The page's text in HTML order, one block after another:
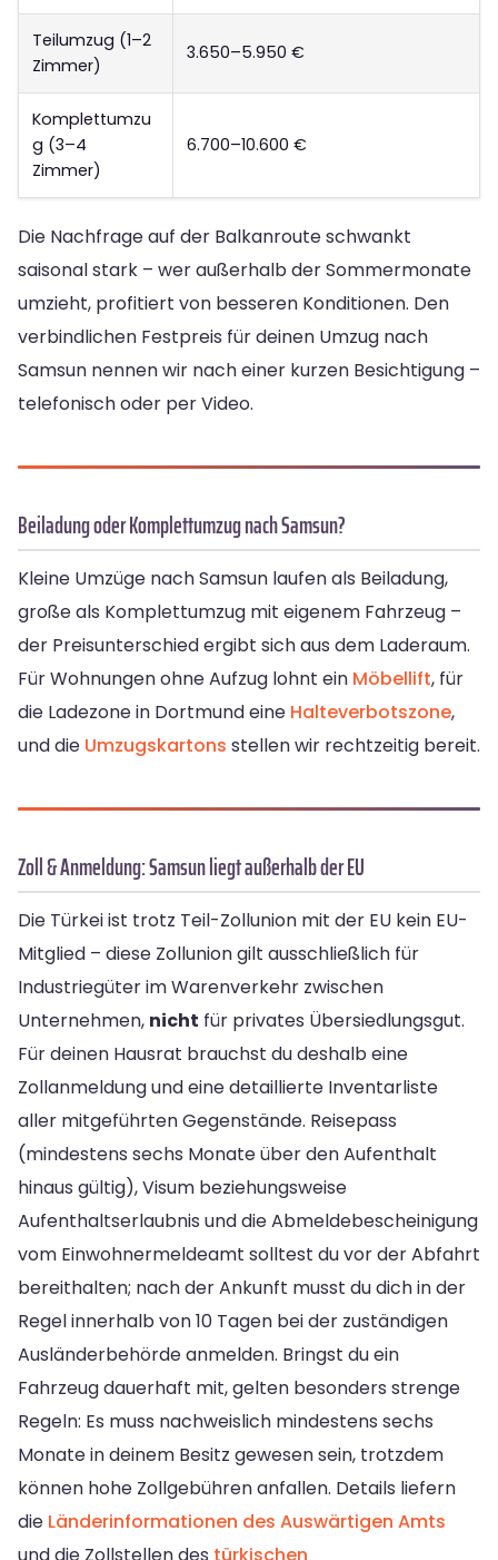
Teilumzug (1–2
Zimmer)
3.650–5.950 €
Komplettumzu
g (3–4
Zimmer)
6.700–10.600 €
Die Nachfrage auf der Balkanroute schwankt
saisonal stark – wer außerhalb der Sommermonate
umzieht, profitiert von besseren Konditionen. Den
verbindlichen Festpreis für deinen Umzug nach
Samsun nennen wir nach einer kurzen Besichtigung –
telefonisch oder per Video.
Beiladung oder Komplettumzug nach Samsun?
Kleine Umzüge nach Samsun laufen als Beiladung,
große als Komplettumzug mit eigenem Fahrzeug –
der Preisunterschied ergibt sich aus dem Laderaum.
Für Wohnungen ohne Aufzug lohnt ein Möbellift, für
die Ladezone in Dortmund eine Halteverbotszone,
und die Umzugskartons stellen wir rechtzeitig bereit.
Zoll & Anmeldung: Samsun liegt außerhalb der EU
Die Türkei ist trotz Teil-Zollunion mit der EU kein EU-
Mitglied – diese Zollunion gilt ausschließlich für
Industriegüter im Warenverkehr zwischen
Unternehmen, nicht für privates Übersiedlungsgut.
Für deinen Hausrat brauchst du deshalb eine
Zollanmeldung und eine detaillierte Inventarliste
aller mitgeführten Gegenstände. Reisepass
(mindestens sechs Monate über den Aufenthalt
hinaus gültig), Visum beziehungsweise
Aufenthaltserlaubnis und die Abmeldebescheinigung
vom Einwohnermeldeamt solltest du vor der Abfahrt
bereithalten; nach der Ankunft musst du dich in der
Regel innerhalb von 10 Tagen bei der zuständigen
Ausländerbehörde anmelden. Bringst du ein
Fahrzeug dauerhaft mit, gelten besonders strenge
Regeln: Es muss nachweislich mindestens sechs
Monate in deinem Besitz gewesen sein, trotzdem
können hohe Zollgebühren anfallen. Details liefern
die Länderinformationen des Auswärtigen Amts